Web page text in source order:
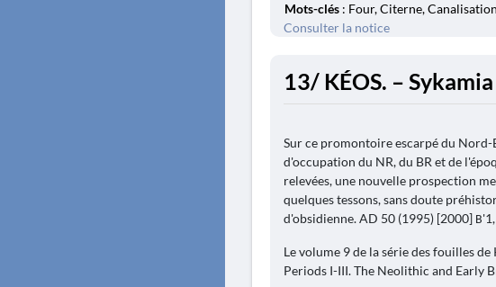
Mots-clés : Four, Citerne,
Consulter la notice
13/ KÉOS. –
Sur ce promontoire escarpé du Nord-
d'occupation du NR, du BR et de
relevées, une nouvelle prospection
quelques tessons, sans doute
d'obsidienne. AD 50 (1995) [2000]
Le volume 9 de la série des fouilles
Periods I-III. The Neolithic and Early